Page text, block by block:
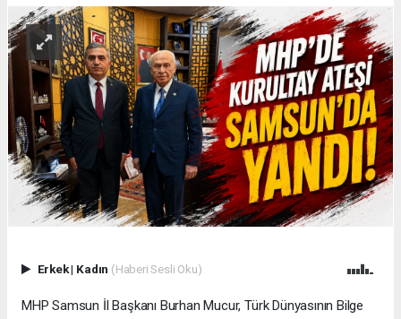
Erkek| Kadın (Haberi Sesli Oku)
MHP Samsun İl Başkanı Burhan Mucur, Türk Dünyasının Bilge